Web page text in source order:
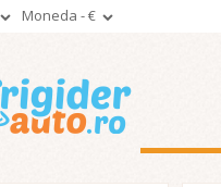
Moneda -€